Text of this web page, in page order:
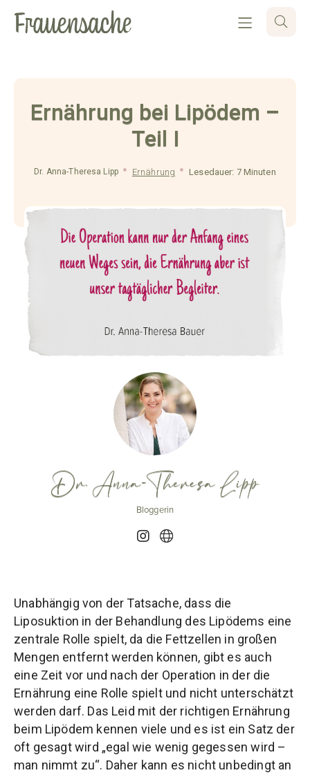
Ernährung bei Lipödem –
Teil I
Dr. Anna-Theresa Lipp Ernährung Lesedauer: 7 Minuten
Dr. Anna-Theresa Lipp
Bloggerin
Unabhängig von der Tatsache, dass die
Liposuktion in der Behandlung des Lipödems eine
zentrale Rolle spielt, da die Fettzellen in großen
Mengen entfernt werden können, gibt es auch
eine Zeit vor und nach der Operation in der die
Ernährung eine Rolle spielt und nicht unterschätzt
werden darf. Das Leid mit der richtigen Ernährung
beim Lipödem kennen viele und es ist ein Satz der
oft gesagt wird „egal wie wenig gegessen wird –
man nimmt zu“. Daher kann es nicht unbedingt an